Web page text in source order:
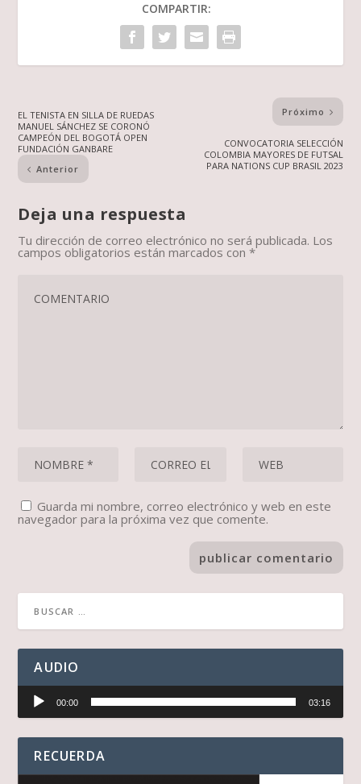
COMPARTIR:
EL TENISTA EN SILLA DE RUEDAS
MANUEL SÁNCHEZ SE CORONÓ
CAMPEÓN DEL BOGOTÁ OPEN
FUNDACIÓN GANBARE
Anterior
Próximo
CONVOCATORIA SELECCIÓN
COLOMBIA MAYORES DE FUTSAL
PARA NATIONS CUP BRASIL 2023
Deja una respuesta
Tu dirección de correo electrónico no será publicada. Los
campos obligatorios están marcados con*
Guarda mi nombre, correo electrónico y web en este
navegador para la próxima vez que comente.
AUDIO
Reproductor
audio
00:00 03:16
RECUERDA